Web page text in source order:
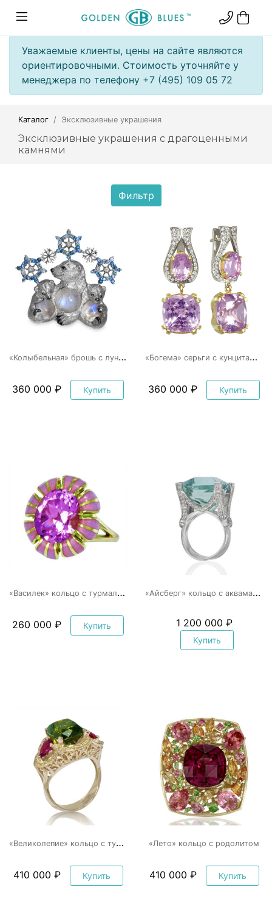
Уважаемые клиенты, цены на сайте являются
ориентировочными. Стоимость уточняйте у
менеджера по телефону +7 (495) 109 05 72
Каталог Эксклюзивные украшения
Эксклюзивные украшения с драгоценными
камнями
Фильтр
«
Колыбельная» брошь с лунным камнем
360 000 ₽ Купить
«
Богема» серьги с кунцитами и бриллианатми
360 000 ₽ Купить
«
Василек» кольцо с турмалином и эмалью
260 000 ₽ Купить
«
Айсберг» кольцо с аквамарином и бриллиантами
1 200 000 ₽
Купить
«
Великолепие» кольцо с турмалином, родолитом и бриллиантами
410 000 ₽ Купить
«Лето» кольцо с родолитом
410 000 ₽ Купить